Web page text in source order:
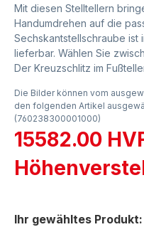
Mit diesen Stelltellern
Handumdrehen auf die
Sechskantstellschraube ist
lieferbar. Wählen Sie
Der Kreuzschlitz im
Die Bilder können vom
den folgenden Artikel
(760238300001000)
15582.00
Ihr gewähltes Produkt: